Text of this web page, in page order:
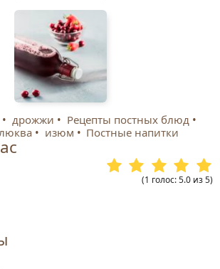
дрожжи
Рецепты постных блюд
изюм Постные напитки
(1 голос:5.0 из5)